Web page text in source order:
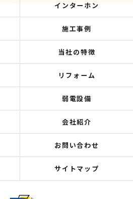
インターホン
施工事例
当社の特徴
リフォーム
弱電設備
会社紹介
お問い合わせ
サイトマップ